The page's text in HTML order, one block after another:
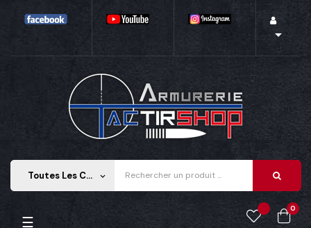

Toutes Les Catégories keyboard_arrow_down
0
Basculer
☰